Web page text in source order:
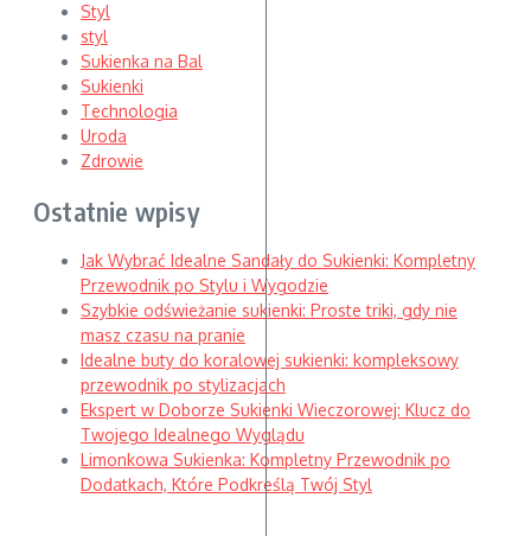
Styl
styl
Sukienka na Bal
Sukienki
Technologia
Uroda
Zdrowie
Ostatnie wpisy
Jak Wybrać Idealne Sandały do Sukienki: Kompletny
Przewodnik po Stylu i Wygodzie
Szybkie odświeżanie sukienki: Proste triki, gdy nie
masz czasu na pranie
Idealne buty do koralowej sukienki: kompleksowy
przewodnik po stylizacjach
Ekspert w Doborze Sukienki Wieczorowej: Klucz do
Twojego Idealnego Wyglądu
Limonkowa Sukienka: Kompletny Przewodnik po
Dodatkach, Które Podkreślą Twój Styl